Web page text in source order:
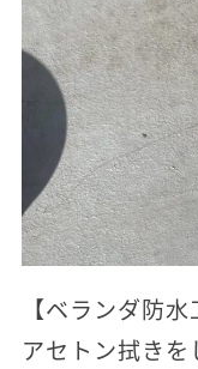
【ベランダ防
アセトン拭き